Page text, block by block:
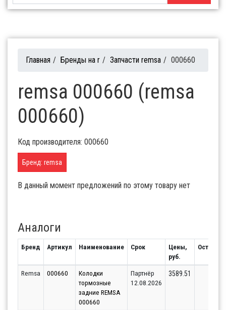
Главная / Бренды на r / Запчасти remsa / 000660
remsa 000660 (remsa
000660)
Код производителя: 000660
Бренд: remsa
В данный момент предложений по этому товару нет
Аналоги
Бренд Артикул Наименование Срок
Цены,
руб.
Остаток
Remsa 000660
Колодки
тормозные
задние REMSA
000660
Партнёр
12.08.2026
3589.51